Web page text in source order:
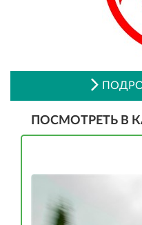
ПОСМОТРЕТЬ В